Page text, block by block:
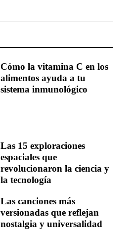
Cómo la vitamina C en los
alimentos ayuda a tu
sistema inmunológico
Las 15 exploraciones
espaciales que
revolucionaron la ciencia y
la tecnología
Las canciones más
versionadas que reflejan
nostalgia y universalidad